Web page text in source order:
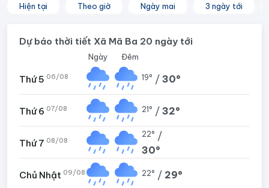
Hiện tại Theo giờ Ngày mai 3 ngày tới
Dự báo thời tiết Xã Mã Ba 20 ngày tới
Ngày Đêm
Thứ 5 06/08 19° / 30°
Thứ 6 07/08 21° / 32°
Thứ 7 08/08
22° /
30°
Chủ Nhật 09/08 22° / 29°